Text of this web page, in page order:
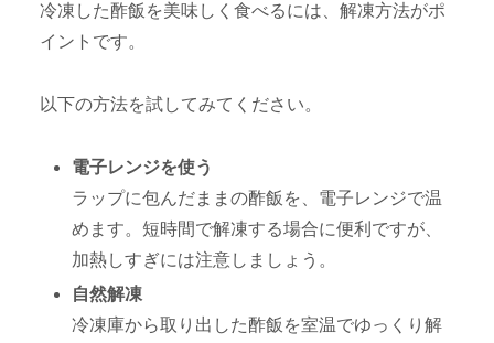
冷凍した酢飯を美味しく食べるには、解凍方法がポ
イントです。
以下の方法を試してみてください。
電子レンジを使う
ラップに包んだままの酢飯を、電子レンジで温
めます。短時間で解凍する場合に便利ですが、
加熱しすぎには注意しましょう。
自然解凍
冷凍庫から取り出した酢飯を室温でゆっくり解